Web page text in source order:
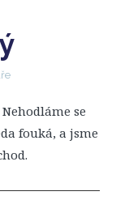
se
fouká, a jsme